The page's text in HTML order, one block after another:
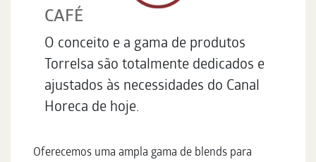
CAFÉ
O conceito e a gama de produtos
Torrelsa são totalmente dedicados e
ajustados às necessidades do Canal
Horeca de hoje.
Oferecemos uma ampla gama de blends para